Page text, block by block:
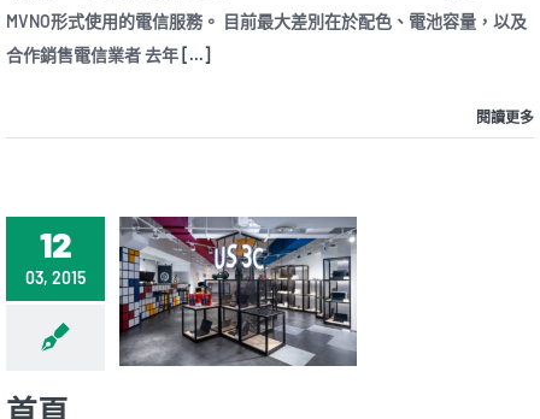
在
日
型、
乎
與
Xperia
8
相
同〉
中
MVNO形式使用的電信服務。 目前最大差別在於配色、電池容量，以及
合作銷售電信業者 去年 [...]
閱讀更多
12
03, 2015
首頁